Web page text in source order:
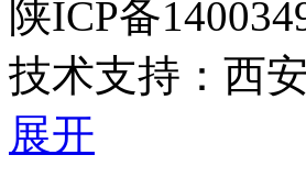
陕ICP备
技术支持： 西
展开